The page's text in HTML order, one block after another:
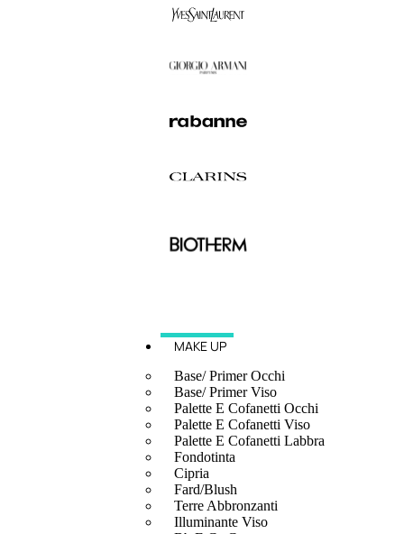
MAKE UP
Base/ Primer Occhi
Base/ Primer Viso
Palette E Cofanetti Occhi
Palette E Cofanetti Viso
Palette E Cofanetti Labbra
Fondotinta
Cipria
Fard/Blush
Terre Abbronzanti
Illuminante Viso